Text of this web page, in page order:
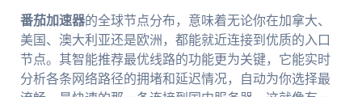
番茄加速器的全球节点分布，意味着无论你在加拿大、
美国、澳大利亚还是欧洲，都能就近连接到优质的入口
节点。其智能推荐最优线路的功能更为关键，它能实时
分析各条网络路径的拥堵和延迟情况，自动为你选择最